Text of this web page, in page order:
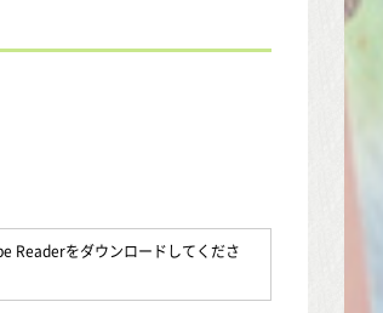
Readerをダウンロードしてくださ